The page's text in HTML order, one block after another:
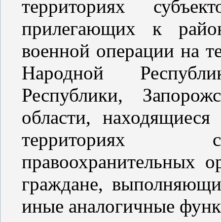
территориях
прилегающих к
военной операции на
Народной
Республики,
области,
территориях
правоохранительных
граждане,
иные аналогичные